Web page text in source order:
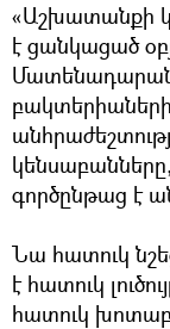
«Աշխատանքի
է ցանկացած
Մատենադարան,
բակտերիաների
կենսաբանները,
գործընթաց է
Նա հատուկ
է հատուկ
հատուկ